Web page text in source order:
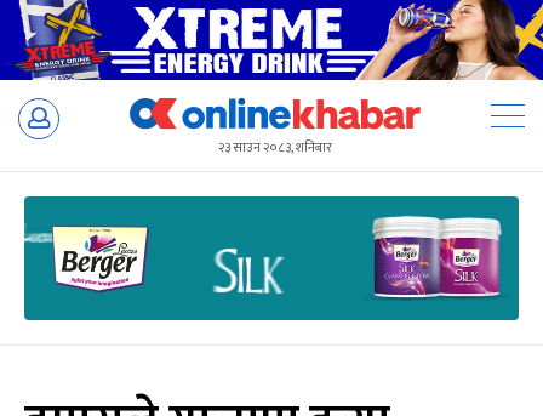
Skip
२३ साउन २०८३, शनिबार